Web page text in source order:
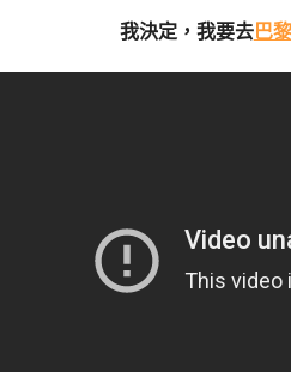
我決定，我要去巴黎